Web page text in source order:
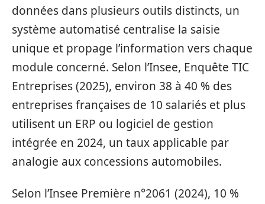
données dans plusieurs outils distincts, un
système automatisé centralise la saisie
unique et propage l’information vers chaque
module concerné. Selon l’Insee, Enquête TIC
Entreprises (2025), environ 38 à 40 % des
entreprises françaises de 10 salariés et plus
utilisent un ERP ou logiciel de gestion
intégrée en 2024, un taux applicable par
analogie aux concessions automobiles.
Selon l’Insee Première n°2061 (2024), 10 %